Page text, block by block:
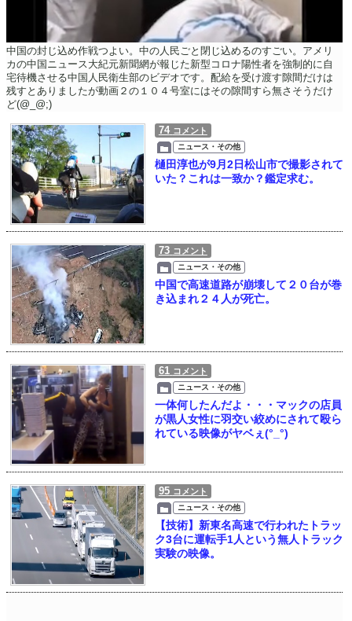
中国の封じ込め作戦つよい。中の人民ごと閉じ込めるのすごい。アメリ
カの中国ニュース大紀元新聞網が報じた新型コロナ陽性者を強制的に自
宅待機させる中国人民衛生部のビデオです。配給を受け渡す隙間だけは
残すとありましたが動画２の１０４号室にはその隙間すら無さそうだけ
ど(@_@;)
74 コメント
ニュース・その他
樋田淳也が9月2日松山市で撮影されて
いた？これは一致か？鑑定求む。
73 コメント
ニュース・その他
中国で高速道路が崩壊して２０台が巻
き込まれ２４人が死亡。
61 コメント
ニュース・その他
一体何したんだよ・・・マックの店員
が黒人女性に羽交い絞めにされて殴ら
れている映像がヤベぇ(°_°)
95 コメント
ニュース・その他
【技術】新東名高速で行われたトラッ
ク3台に運転手1人という無人トラック
実験の映像。